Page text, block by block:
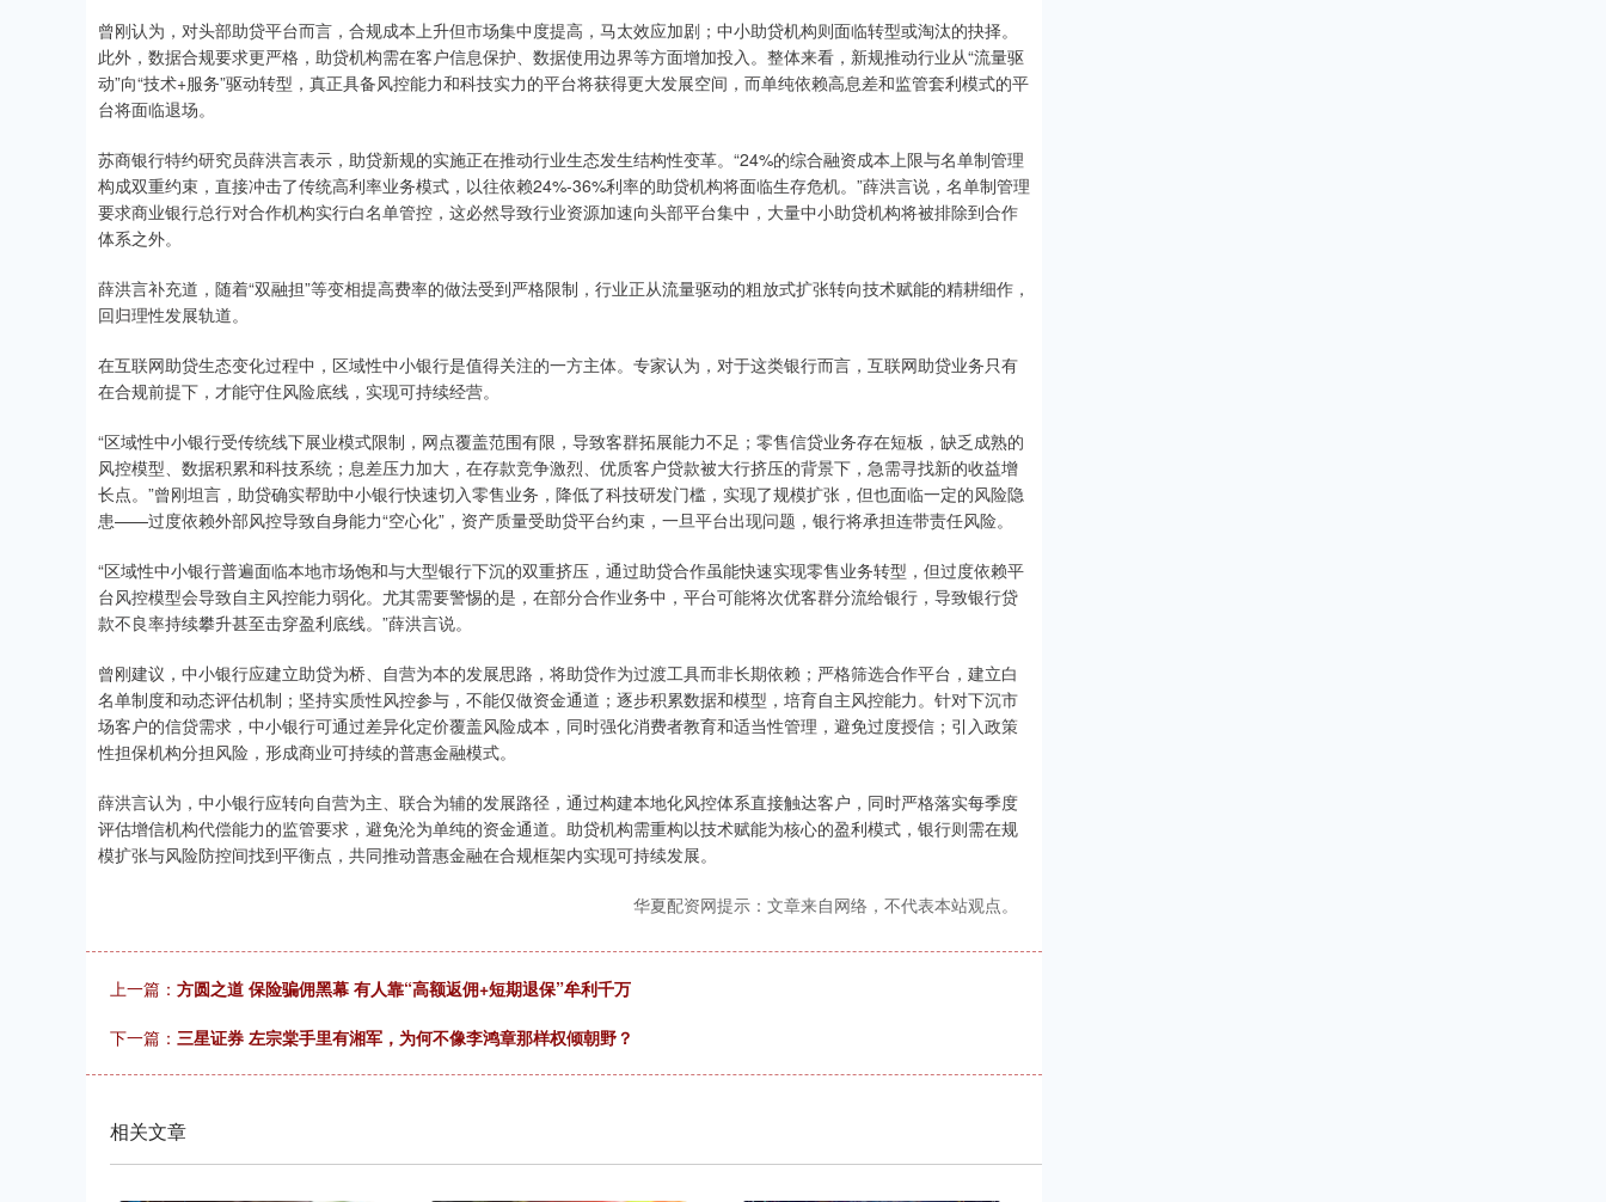
曾刚认为，对头部助贷平台而言，合规成本上升但市场集中度提高，马太效应加剧；中小助贷机构则面临转型或淘汰的抉择。
此外，数据合规要求更严格，助贷机构需在客户信息保护、数据使用边界等方面增加投入。整体来看，新规推动行业从“流量驱
动”向“技术+服务”驱动转型，真正具备风控能力和科技实力的平台将获得更大发展空间，而单纯依赖高息差和监管套利模式的平
台将面临退场。
苏商银行特约研究员薛洪言表示，助贷新规的实施正在推动行业生态发生结构性变革。“24%的综合融资成本上限与名单制管理
构成双重约束，直接冲击了传统高利率业务模式，以往依赖24%-36%利率的助贷机构将面临生存危机。”薛洪言说，名单制管理
要求商业银行总行对合作机构实行白名单管控，这必然导致行业资源加速向头部平台集中，大量中小助贷机构将被排除到合作
体系之外。
薛洪言补充道，随着“双融担”等变相提高费率的做法受到严格限制，行业正从流量驱动的粗放式扩张转向技术赋能的精耕细作，
回归理性发展轨道。
在互联网助贷生态变化过程中，区域性中小银行是值得关注的一方主体。专家认为，对于这类银行而言，互联网助贷业务只有
在合规前提下，才能守住风险底线，实现可持续经营。
“区域性中小银行受传统线下展业模式限制，网点覆盖范围有限，导致客群拓展能力不足；零售信贷业务存在短板，缺乏成熟的
风控模型、数据积累和科技系统；息差压力加大，在存款竞争激烈、优质客户贷款被大行挤压的背景下，急需寻找新的收益增
长点。”曾刚坦言，助贷确实帮助中小银行快速切入零售业务，降低了科技研发门槛，实现了规模扩张，但也面临一定的风险隐
患——过度依赖外部风控导致自身能力“空心化”，资产质量受助贷平台约束，一旦平台出现问题，银行将承担连带责任风险。
“区域性中小银行普遍面临本地市场饱和与大型银行下沉的双重挤压，通过助贷合作虽能快速实现零售业务转型，但过度依赖平
台风控模型会导致自主风控能力弱化。尤其需要警惕的是，在部分合作业务中，平台可能将次优客群分流给银行，导致银行贷
款不良率持续攀升甚至击穿盈利底线。”薛洪言说。
曾刚建议，中小银行应建立助贷为桥、自营为本的发展思路，将助贷作为过渡工具而非长期依赖；严格筛选合作平台，建立白
名单制度和动态评估机制；坚持实质性风控参与，不能仅做资金通道；逐步积累数据和模型，培育自主风控能力。针对下沉市
场客户的信贷需求，中小银行可通过差异化定价覆盖风险成本，同时强化消费者教育和适当性管理，避免过度授信；引入政策
性担保机构分担风险，形成商业可持续的普惠金融模式。
薛洪言认为，中小银行应转向自营为主、联合为辅的发展路径，通过构建本地化风控体系直接触达客户，同时严格落实每季度
评估增信机构代偿能力的监管要求，避免沦为单纯的资金通道。助贷机构需重构以技术赋能为核心的盈利模式，银行则需在规
模扩张与风险防控间找到平衡点，共同推动普惠金融在合规框架内实现可持续发展。
华夏配资网提示：文章来自网络，不代表本站观点。
上一篇： 方圆之道 保险骗佣黑幕 有人靠“高额返佣+短期退保”牟利千万
下一篇： 三星证券 左宗棠手里有湘军，为何不像李鸿章那样权倾朝野？
相关文章